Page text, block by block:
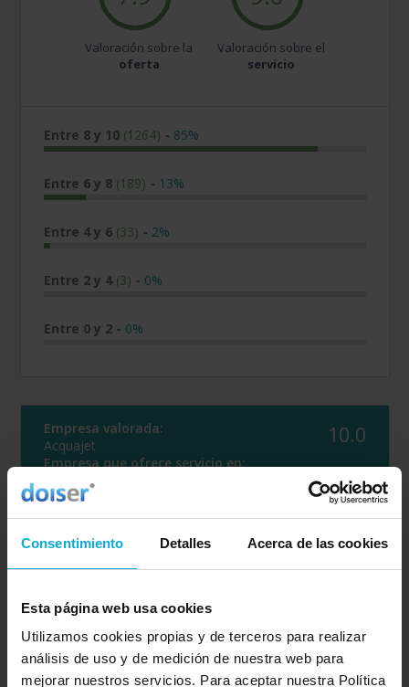
Consentimiento Detalles Acerca de las cookies
Esta página web usa cookies
Utilizamos cookies propias y de terceros para realizar
análisis de uso y de medición de nuestra web para
mejorar nuestros servicios. Para aceptar nuestra Política
Valoración sobre la
oferta
Valoración sobre el
servicio
Entre 8 y 10 (1264) - 85%
Entre 6 y 8 (189) - 13%
Entre 4 y 6 (33) - 2%
Entre 2 y 4 (3) - 0%
Entre 0 y 2 - 0%
Empresa valorada:
Acquajet
Empresa que ofrece servicio en:
10.0
Opinión de: Anónimo
Detalles de la puntuación
10